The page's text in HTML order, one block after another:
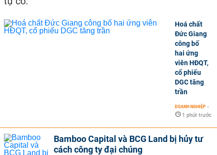
Hoá chất
Đức Giang
công bố
hai ứng
viên HĐQT,
cổ phiếu
DGC tăng
trần
DOANH NGHIỆP -
1 phút trước
Bamboo Capital và BCG Land bị hủy tư
cách công ty đại chúng